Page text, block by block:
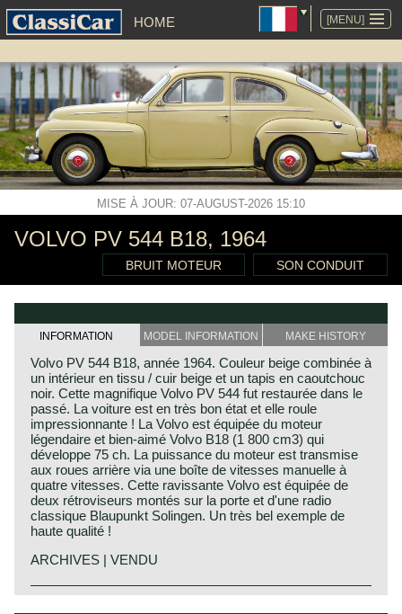
[MENU]
HOME
ALLER
AU
CONTENU
MISE À JOUR: 07-AUGUST-2026 15:10
VOLVO PV 544 B18, 1964
BRUIT MOTEUR SON CONDUIT
INFORMATION MODEL INFORMATION MAKE HISTORY
Volvo PV 544 B18, année 1964. Couleur beige combinée à
un intérieur en tissu / cuir beige et un tapis en caoutchouc
noir. Cette magnifique Volvo PV 544 fut restaurée dans le
passé. La voiture est en très bon état et elle roule
impressionnante ! La Volvo est équipée du moteur
légendaire et bien-aimé Volvo B18 (1 800 cm3) qui
développe 75 ch. La puissance du moteur est transmise
aux roues arrière via une boîte de vitesses manuelle à
quatre vitesses. Cette ravissante Volvo est équipée de
deux rétroviseurs montés sur la porte et d'une radio
classique Blaupunkt Solingen. Un très bel exemple de
haute qualité !
ARCHIVES | VENDU